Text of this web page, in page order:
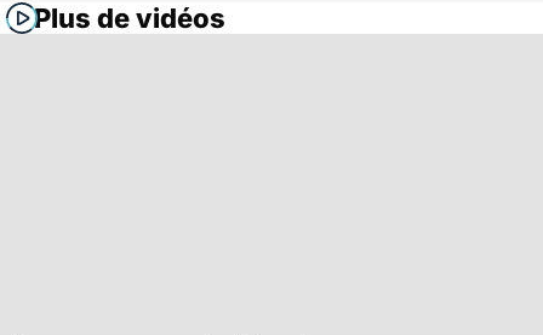
Plus de vidéos